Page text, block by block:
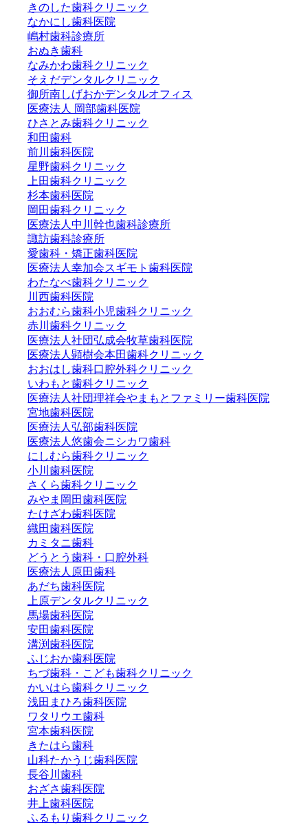
きのした歯科クリニック
なかにし歯科医院
嶋村歯科診療所
おぬき歯科
なみかわ歯科クリニック
そえだデンタルクリニック
御所南しげおかデンタルオフィス
医療法人 岡部歯科医院
ひさとみ歯科クリニック
和田歯科
前川歯科医院
星野歯科クリニック
上田歯科クリニック
杉本歯科医院
岡田歯科クリニック
医療法人中川幹也歯科診療所
諏訪歯科診療所
愛歯科・矯正歯科医院
医療法人幸加会スギモト歯科医院
わたなべ歯科クリニック
川西歯科医院
おおむら歯科小児歯科クリニック
赤川歯科クリニック
医療法人社団弘成会牧草歯科医院
医療法人顕樹会本田歯科クリニック
おおはし歯科口腔外科クリニック
いわもと歯科クリニック
医療法人社団理祥会やまもとファミリー歯科医院
宮地歯科医院
医療法人弘部歯科医院
医療法人悠歯会ニシカワ歯科
にしむら歯科クリニック
小川歯科医院
さくら歯科クリニック
みやま岡田歯科医院
たけざわ歯科医院
織田歯科医院
カミタニ歯科
どうとう歯科・口腔外科
医療法人原田歯科
あだち歯科医院
上原デンタルクリニック
馬場歯科医院
安田歯科医院
溝渕歯科医院
ふじおか歯科医院
ちづ歯科・こども歯科クリニック
かいはら歯科クリニック
浅田まひろ歯科医院
ワタリウエ歯科
宮本歯科医院
きたはら歯科
山科たかうじ歯科医院
長谷川歯科
おざさ歯科医院
井上歯科医院
ふるもり歯科クリニック